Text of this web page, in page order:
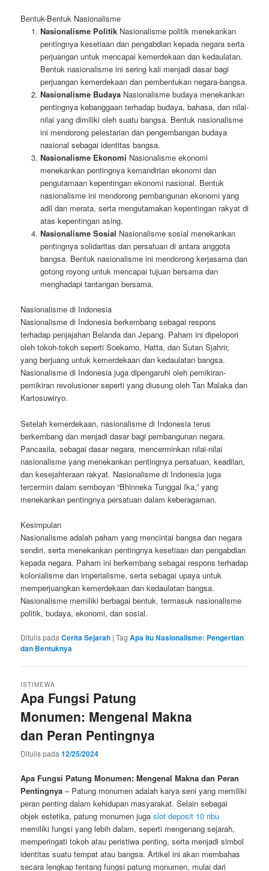
Bentuk-Bentuk Nasionalisme
Nasionalisme PolitikNasionalisme politik menekankan
pentingnya kesetiaan dan pengabdian kepada negara serta
perjuangan untuk mencapai kemerdekaan dan kedaulatan.
Bentuk nasionalisme ini sering kali menjadi dasar bagi
perjuangan kemerdekaan dan pembentukan negara-bangsa.
Nasionalisme BudayaNasionalisme budaya menekankan
pentingnya kebanggaan terhadap budaya, bahasa, dan nilai-
nilai yang dimiliki oleh suatu bangsa. Bentuk nasionalisme
ini mendorong pelestarian dan pengembangan budaya
nasional sebagai identitas bangsa.
Nasionalisme Ekonomi Nasionalisme ekonomi
menekankan pentingnya kemandirian ekonomi dan
pengutamaan kepentingan ekonomi nasional. Bentuk
nasionalisme ini mendorong pembangunan ekonomi yang
adil dan merata, serta mengutamakan kepentingan rakyat di
atas kepentingan asing.
Nasionalisme Sosial Nasionalisme sosial menekankan
pentingnya solidaritas dan persatuan di antara anggota
bangsa. Bentuk nasionalisme ini mendorong kerjasama dan
gotong royong untuk mencapai tujuan bersama dan
menghadapi tantangan bersama.
Nasionalisme di Indonesia
Nasionalisme di Indonesia berkembang sebagai respons
terhadap penjajahan Belanda dan Jepang. Paham ini dipelopori
oleh tokoh-tokoh seperti Soekarno, Hatta, dan Sutan Sjahrir,
yang berjuang untuk kemerdekaan dan kedaulatan bangsa.
Nasionalisme di Indonesia juga dipengaruhi oleh pemikiran-
pemikiran revolusioner seperti yang diusung oleh Tan Malaka dan
Kartosuwiryo.
Setelah kemerdekaan, nasionalisme di Indonesia terus
berkembang dan menjadi dasar bagi pembangunan negara.
Pancasila, sebagai dasar negara, mencerminkan nilai-nilai
nasionalisme yang menekankan pentingnya persatuan, keadilan,
dan kesejahteraan rakyat. Nasionalisme di Indonesia juga
tercermin dalam semboyan “Bhinneka Tunggal Ika,” yang
menekankan pentingnya persatuan dalam keberagaman.
Kesimpulan
Nasionalisme adalah paham yang mencintai bangsa dan negara
sendiri, serta menekankan pentingnya kesetiaan dan pengabdian
kepada negara. Paham ini berkembang sebagai respons terhadap
kolonialisme dan imperialisme, serta sebagai upaya untuk
memperjuangkan kemerdekaan dan kedaulatan bangsa.
Nasionalisme memiliki berbagai bentuk, termasuk nasionalisme
politik, budaya, ekonomi, dan sosial.
Ditulis pada Cerita Sejarah |Tag Apa Itu Nasionalisme: Pengertian
dan Bentuknya
Apa Fungsi Patung
Monumen: Mengenal Makna
dan Peran Pentingnya
ISTIMEWA
Ditulis pada12/25/2024
Apa Fungsi Patung Monumen: Mengenal Makna dan Peran
Pentingnya – Patung monumen adalah karya seni yang memiliki
peran penting dalam kehidupan masyarakat. Selain sebagai
objek estetika, patung monumen jugaslot deposit 10 ribu
memiliki fungsi yang lebih dalam, seperti mengenang sejarah,
memperingati tokoh atau peristiwa penting, serta menjadi simbol
identitas suatu tempat atau bangsa. Artikel ini akan membahas
secara lengkap tentang fungsi patung monumen, mulai dari